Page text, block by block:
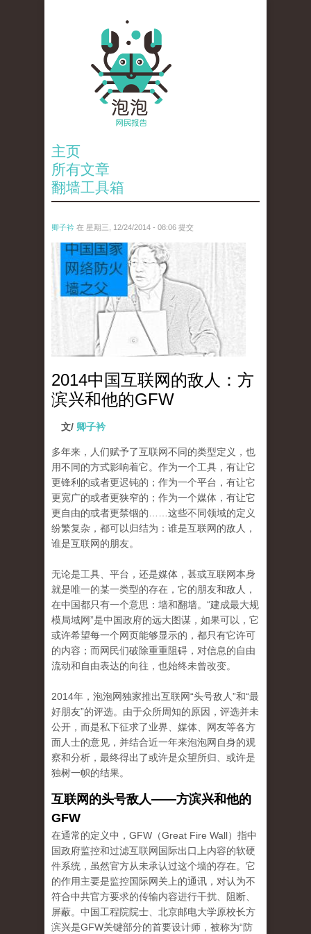
主页
所有文章
翻墙工具箱
卿子衿 在 星期三, 12/24/2014 - 08:06 提交
1.jpg
2014中国互联网的敌人：方
滨兴和他的GFW
文/ 卿子衿
多年来，人们赋予了互联网不同的类型定义，也
用不同的方式影响着它。作为一个工具，有让它
更锋利的或者更迟钝的；作为一个平台，有让它
更宽广的或者更狭窄的；作为一个媒体，有让它
更自由的或者更禁锢的……这些不同领域的定义
纷繁复杂，都可以归结为：谁是互联网的敌人，
谁是互联网的朋友。
无论是工具、平台，还是媒体，甚或互联网本身
就是唯一的某一类型的存在，它的朋友和敌人，
在中国都只有一个意思：墙和翻墙。“建成最大规
模局域网”是中国政府的远大图谋，如果可以，它
或许希望每一个网页能够显示的，都只有它许可
的内容；而网民们破除重重阻碍，对信息的自由
流动和自由表达的向往，也始终未曾改变。
2014年，泡泡网独家推出互联网“头号敌人”和“最
好朋友”的评选。由于众所周知的原因，评选并未
公开，而是私下征求了业界、媒体、网友等各方
面人士的意见，并结合近一年来泡泡网自身的观
察和分析，最终得出了或许是众望所归、或许是
独树一帜的结果。
互联网的头号敌人——方滨兴和他的
GFW
在通常的定义中，GFW（Great Fire Wall）指中
国政府监控和过滤互联网国际出口上内容的软硬
件系统，虽然官方从未承认过这个墙的存在。它
的作用主要是监控国际网关上的通讯，对认为不
符合中共官方要求的传输内容进行干扰、阻断、
屏蔽。中国工程院院士、北京邮电大学原校长方
滨兴是GFW关键部分的首要设计师，被称为“防